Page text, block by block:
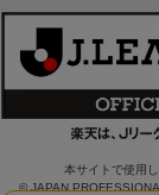
本サイトで使用
© JAPAN